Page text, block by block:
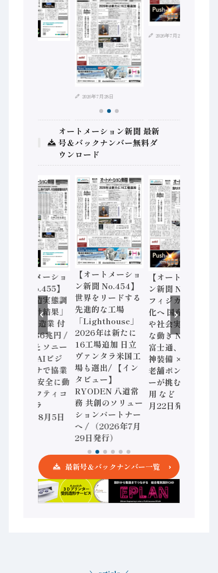
2026年7月28日
2026年7月21日
オートメーション新聞 最新
号＆バックナンバー無料ダ
ウンロード
【オートメーショ
ン新聞 No.455】
「経済構造実態調
査二次集計結果」
2024年製造業 付
加価値額86兆円 /
三菱電機とソニー
セミコン AIビジ
ョンセンサで協業
/ IDEC、安全に動
かすセーフティコ
ントローラ
（2026年8月5日
【オートメーショ
ン新聞 No.454】
世界をリードする
先進的な工場
「Lighthouse」
2026年は新たに
16工場追加 日立
ヴァンタラ米国工
場も選出/ 【イン
タビュー】
RYODEN 八道常
務 共創のソリュー
ションパートナー
へ / （2026年7月
29日発行）
【オートメーショ
ン新聞 No.453】
フィジカルAI本格
化へ 国産AI開発
や社会実装に活発
な動き Noetra、
富士通、日立 / 兵
神装備 × HMS、
老舗ポンプメーカ
ーが挑むデータ活
用 など（2026年7
月22日発行）
最新号＆バックナンバー一覧